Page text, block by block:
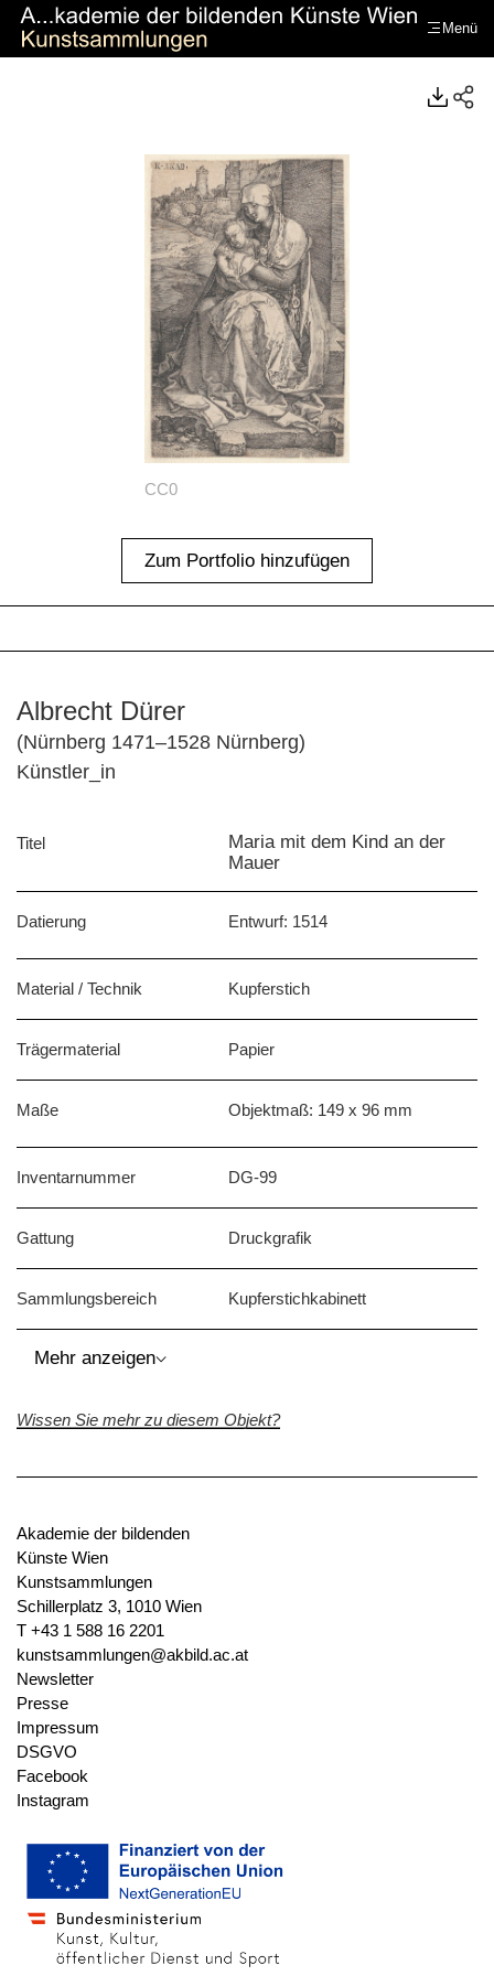
Menü
CC0
Zum Portfolio hinzufügen
Albrecht Dürer
(Nürnberg 1471–1528 Nürnberg)
Künstler_in
Titel
Maria mit dem Kind an der
Mauer
Datierung Entwurf: 1514
Material / Technik Kupferstich
Trägermaterial Papier
Maße Objektmaß: 149 x 96 mm
Inventarnummer DG-99
Gattung Druckgrafik
Sammlungsbereich Kupferstichkabinett
Mehr anzeigen⌵
Beschriftung / Signatur
Monogramm und Datierung: "1514
Stempel
(recto, oben links)
Wasserzeichen
Werkverzeichnis
Schoch/Mende/Scherbaum
I.187.73
Provenienz
Wissen Sie mehr zu diesem Objekt?
Akademie der bildenden
Künste Wien
Kunstsammlungen
Schillerplatz 3, 1010 Wien
T +43 1 588 16 2201
kunstsammlungen@akbild.ac.at
Newsletter
Presse
Impressum
DSGVO
Facebook
Instagram